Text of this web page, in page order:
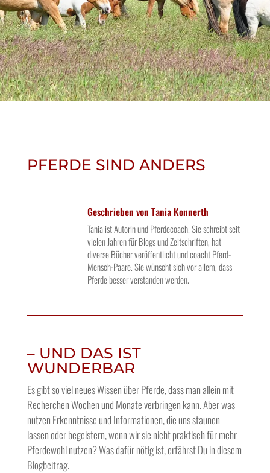
PFERDE SIND ANDERS
Geschrieben von Tania Konnerth
Tania ist Autorin und Pferdecoach. Sie schreibt seit
vielen Jahren für Blogs und Zeitschriften, hat
diverse Bücher veröffentlicht und coacht Pferd-
Mensch-Paare. Sie wünscht sich vor allem, dass
Pferde besser verstanden werden.
– UND DAS IST
WUNDERBAR
Es gibt so viel neues Wissen über Pferde, dass man allein mit
Recherchen Wochen und Monate verbringen kann. Aber was
nutzen Erkenntnisse und Informationen, die uns staunen
lassen oder begeistern, wenn wir sie nicht praktisch für mehr
Pferdewohl nutzen? Was dafür nötig ist, erfährst Du in diesem
Blogbeitrag.